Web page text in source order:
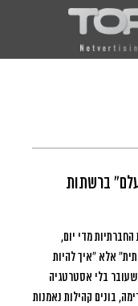
ברשתות
,
אלא “איך להיות
שעובר בלי אסטרטגיה
בונים קהילות נאמנות